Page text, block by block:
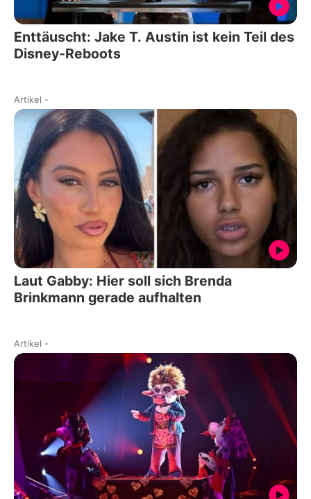
Enttäuscht: Jake T. Austin ist kein Teil des
Disney-Reboots
Artikel -
Laut Gabby: Hier soll sich Brenda
Brinkmann gerade aufhalten
Artikel -